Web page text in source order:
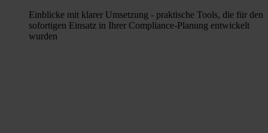
Einblicke mit klarer Umsetzung - praktische Tools, die für den
sofortigen Einsatz in Ihrer Compliance-Planung entwickelt
wurden